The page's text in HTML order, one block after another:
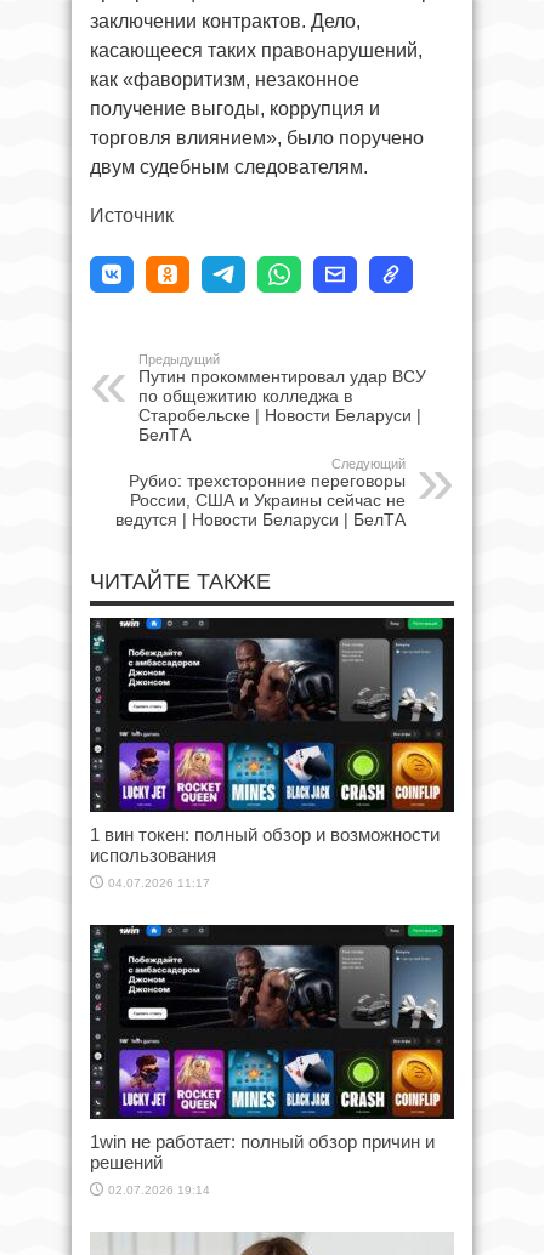
заключении контрактов. Дело,
касающееся таких правонарушений,
как «фаворитизм, незаконное
получение выгоды, коррупция и
торговля влиянием», было поручено
двум судебным следователям.
Источник
Предыдущий
Путин прокомментировал удар ВСУ
по общежитию колледжа в
Старобельске | Новости Беларуси |
БелТА
Следующий
Рубио: трехсторонние переговоры
России, США и Украины сейчас не
ведутся | Новости Беларуси | БелТА
ЧИТАЙТЕ ТАКЖЕ
1 вин токен: полный обзор и возможности
использования
04.07.2026 11:17
1win не работает: полный обзор причин и
решений
02.07.2026 19:14